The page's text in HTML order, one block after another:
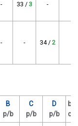
- 33 / 3 -
- - 34 / 2
B
p/b
C
p/b
D
p/b